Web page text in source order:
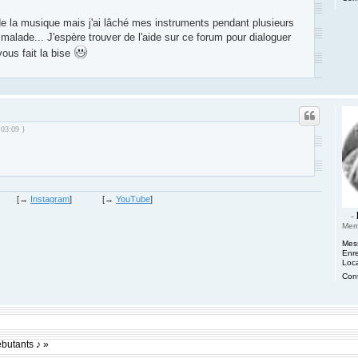
la musique mais j'ai lâché mes instruments pendant plusieurs
J'espère trouver de l'aide sur ce forum pour dialoguer
fait la bise
-
}
[→ Instagram] [→ YouTube]
♪ »